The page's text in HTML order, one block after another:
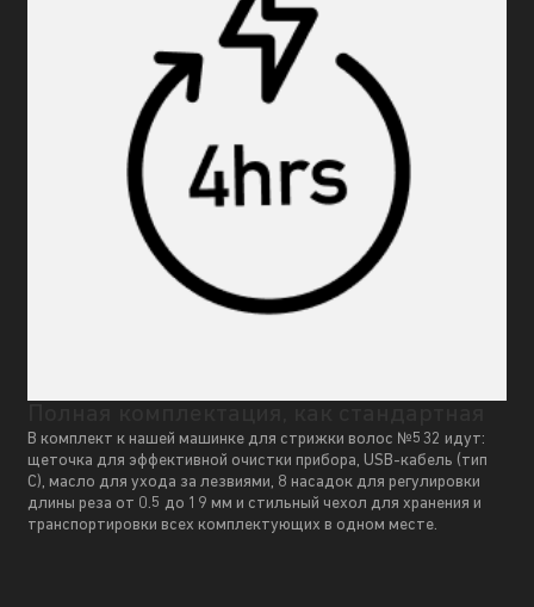
В комплект к нашей машинке для стрижки волос №532 идут:
щеточка для эффективной очистки прибора, USB-кабель (тип
C), масло для ухода за лезвиями, 8 насадок для регулировки
длины реза от 0.5 до 19 мм и стильный чехол для хранения и
транспортировки всех комплектующих в одном месте.